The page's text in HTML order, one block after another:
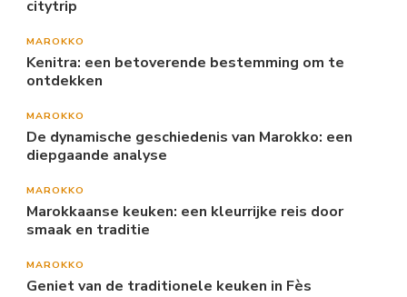
citytrip
MAROKKO
Kenitra: een betoverende bestemming om te
ontdekken
MAROKKO
De dynamische geschiedenis van Marokko: een
diepgaande analyse
MAROKKO
Marokkaanse keuken: een kleurrijke reis door
smaak en traditie
MAROKKO
Geniet van de traditionele keuken in Fès